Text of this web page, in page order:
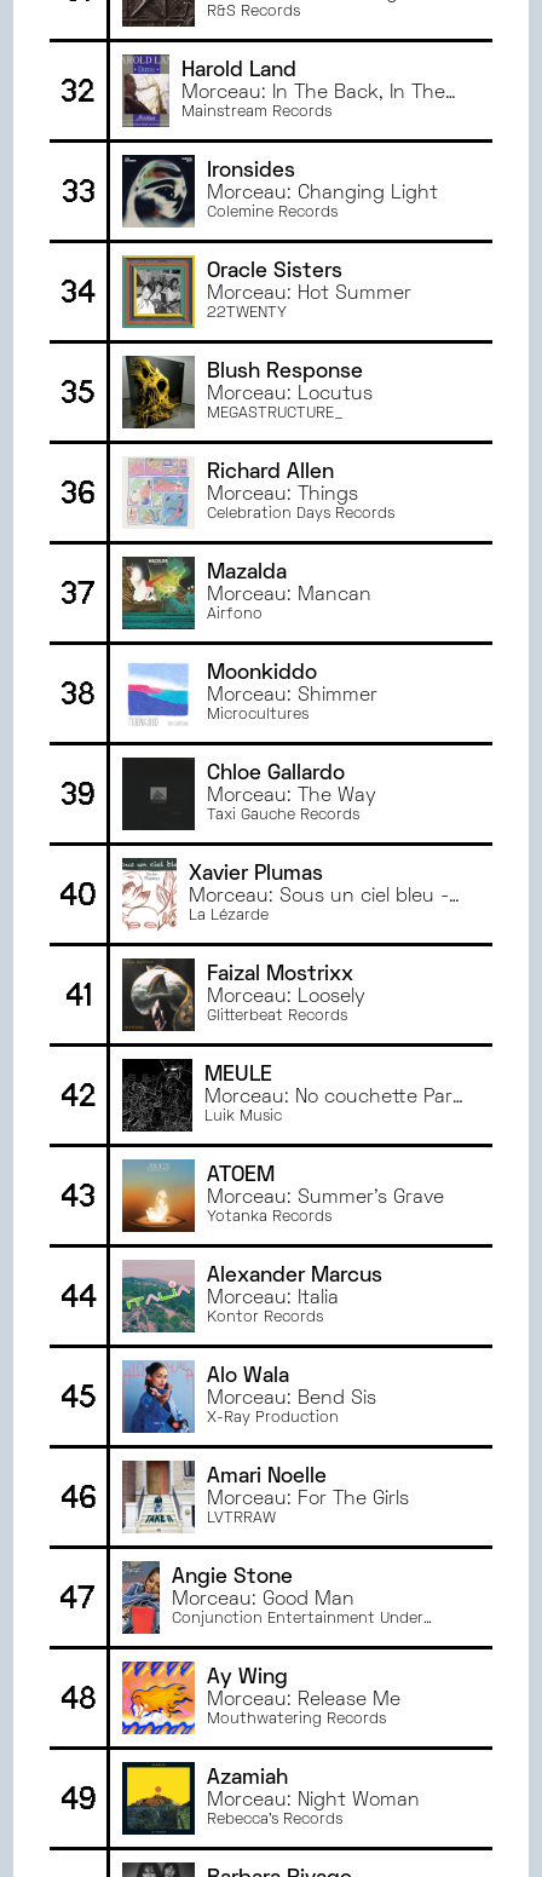
R&S Records
32
Harold Land
Morceau: In The Back, In The
Corner, In The Dark
Mainstream Records
33
Ironsides
Morceau: Changing Light
Colemine Records
34
Oracle Sisters
Morceau: Hot Summer
22TWENTY
35
Blush Response
Morceau: Locutus
MEGASTRUCTURE_
36
Richard Allen
Morceau: Things
Celebration Days Records
37
Mazalda
Morceau: Mancan
Airfono
38
Moonkiddo
Morceau: Shimmer
Microcultures
39
Chloe Gallardo
Morceau: The Way
Taxi Gauche Records
40
Xavier Plumas
Morceau: Sous un ciel bleu -
Edit Version
La Lézarde
41
Faizal Mostrixx
Morceau: Loosely
Glitterbeat Records
42
MEULE
Morceau: No couchette Part
2
Luik Music
43
ATOEM
Morceau: Summer's Grave
Yotanka Records
44
Alexander Marcus
Morceau: Italia
Kontor Records
45
Alo Wala
Morceau: Bend Sis
X-Ray Production
46
Amari Noelle
Morceau: For The Girls
LVTRRAW
47
Angie Stone
Morceau: Good Man
Conjunction Entertainment Under
Group
48
Ay Wing
Morceau: Release Me
Mouthwatering Records
49
Azamiah
Morceau: Night Woman
Rebecca’s Records